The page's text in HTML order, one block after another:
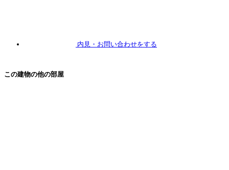
内見 ・お問い合わせをする
この建物の他の部屋